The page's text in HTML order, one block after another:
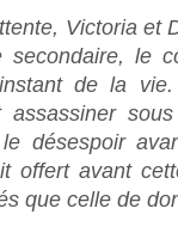
Victoria et
secondaire, le
de la vie.
assassiner
désespoir
offert avant
que celle de